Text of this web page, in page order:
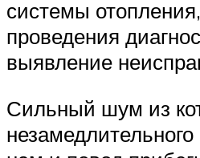
системы
проведения
выявление
Сильный шум из